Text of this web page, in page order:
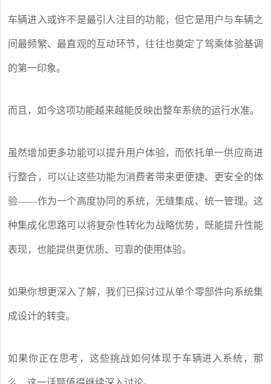
车辆进入或许不是最引人注目的功能，但它是用户与车辆之
间最频繁、最直观的互动环节，往往也奠定了驾乘体验基调
的第一印象。
而且，如今这项功能越来越能反映出整车系统的运行水准。
虽然增加更多功能可以提升用户体验，而依托单一供应商进
行整合，可以让这些功能为消费者带来更便捷、更安全的体
验——作为一个高度协同的系统，无缝集成、统一管理。这
种集成化思路可以将复杂性转化为战略优势，既能提升性能
表现，也能提供更优质、可靠的使用体验。
如果你想更深入了解，我们已探讨过从单个零部件向系统集
成设计的转变。
如果你正在思考，这些挑战如何体现于车辆进入系统，那